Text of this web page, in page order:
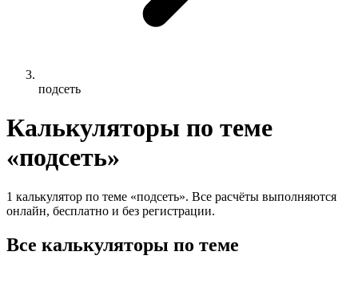
подсеть
Калькуляторы по теме
«подсеть»
1 калькулятор по теме «подсеть». Все расчёты выполняются
онлайн, бесплатно и без регистрации.
Все калькуляторы по теме